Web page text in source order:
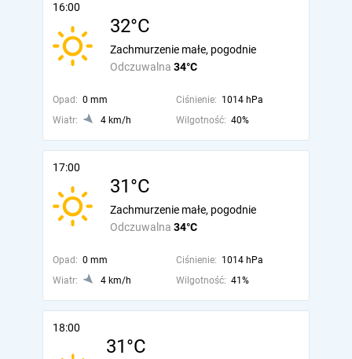
16:00
32°C
Odczuwalna 34°C
Zachmurzenie małe, pogodnie
Opad: 0 mm Ciśnienie: 1014 hPa
Wiatr:
4 km/h Wilgotność: 40%
17:00
31°C
Odczuwalna 34°C
Zachmurzenie małe, pogodnie
Opad: 0 mm Ciśnienie: 1014 hPa
Wiatr:
4 km/h Wilgotność: 41%
18:00
31°C